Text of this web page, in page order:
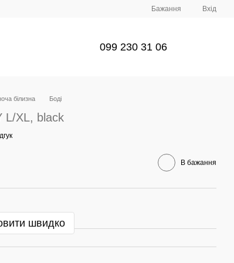
Бажання Вхід
099 230 31 06
білизна Боді
L/XL, black
В бажання
швидко